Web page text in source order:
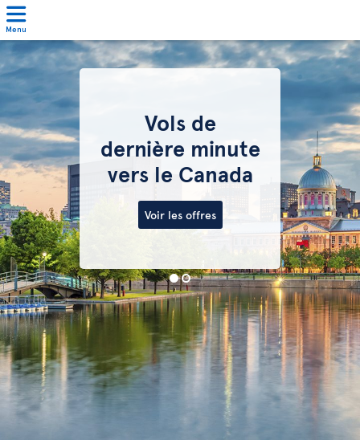
Menu
Vols de
dernière minute
vers le Canada
Voir les offres